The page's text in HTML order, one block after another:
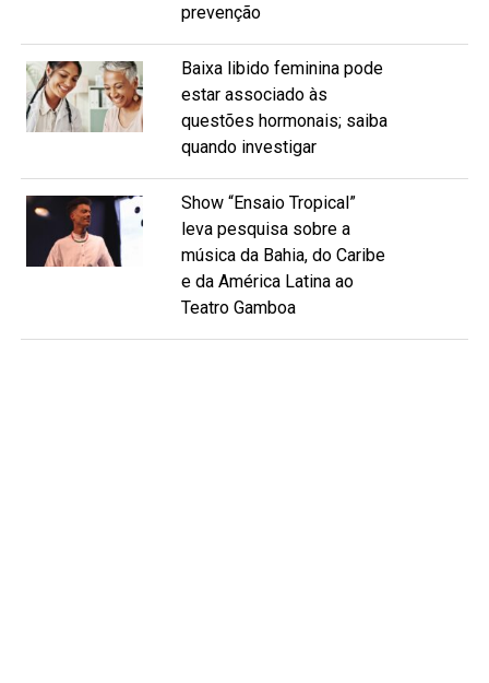
prevenção
Baixa libido feminina pode
estar associado às
questões hormonais; saiba
quando investigar
Show “Ensaio Tropical”
leva pesquisa sobre a
música da Bahia, do Caribe
e da América Latina ao
Teatro Gamboa